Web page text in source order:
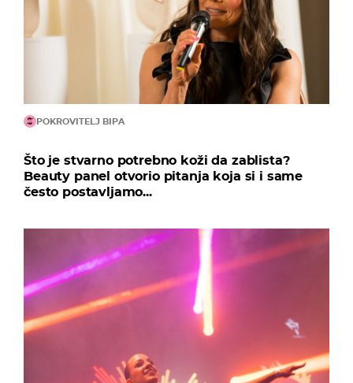
POKROVITELJ BIPA
Što je stvarno potrebno koži da zablista?
Beauty panel otvorio pitanja koja si i same
često postavljamo...